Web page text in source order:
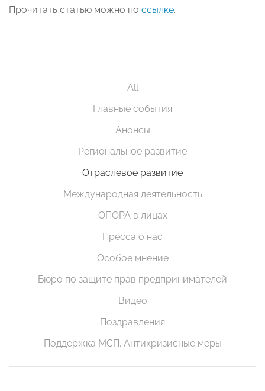
Прочитать статью можно по ссылке.
All
Главные события
Анонсы
Региональное развитие
Отраслевое развитие
Международная деятельность
ОПОРА в лицах
Пресса о нас
Особое мнение
Бюро по защите прав предпринимателей
Видео
Поздравления
Поддержка МСП. Антикризисные меры